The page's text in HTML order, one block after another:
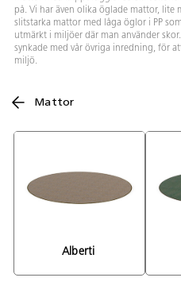
på. Vi har även olika öglade mattor, lite
slitstarka mattor med låga öglor i PP
utmärkt i miljöer där man använder
synkade med vår övriga inredning, för
miljö.
Mattor
Alberti